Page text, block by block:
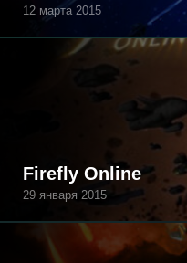
12 марта 2015
Firefly Online
29 января 2015